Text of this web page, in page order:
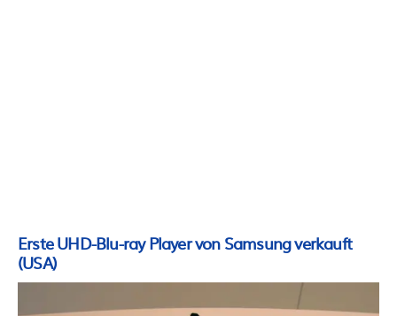
Erste UHD-Blu-ray Player von Samsung verkauft
(USA)